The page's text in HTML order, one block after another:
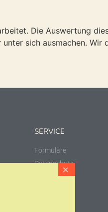
Die Auswertung
sich ausmachen. Wir
SERVICE
Formulare
Datenschutz
Impressum